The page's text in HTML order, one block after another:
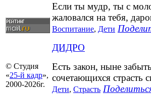
© Студия
«25-й кадр»,
2000-2026г.
Если ты мудр, ты с
жаловался на тебя,
Воспитание, Дети
ДИДРО
Есть закон, ныне
сочетающихся страсть
Дети, Страсть